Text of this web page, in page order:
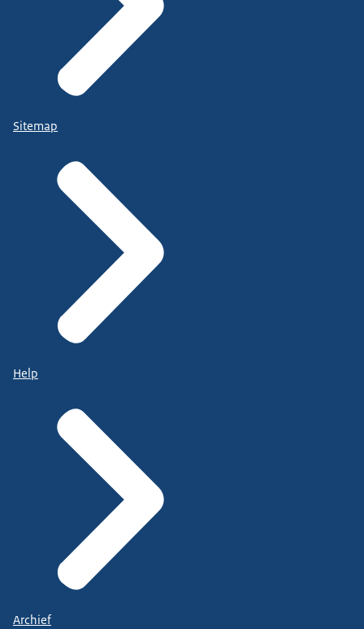
Sitemap
Help
Archief